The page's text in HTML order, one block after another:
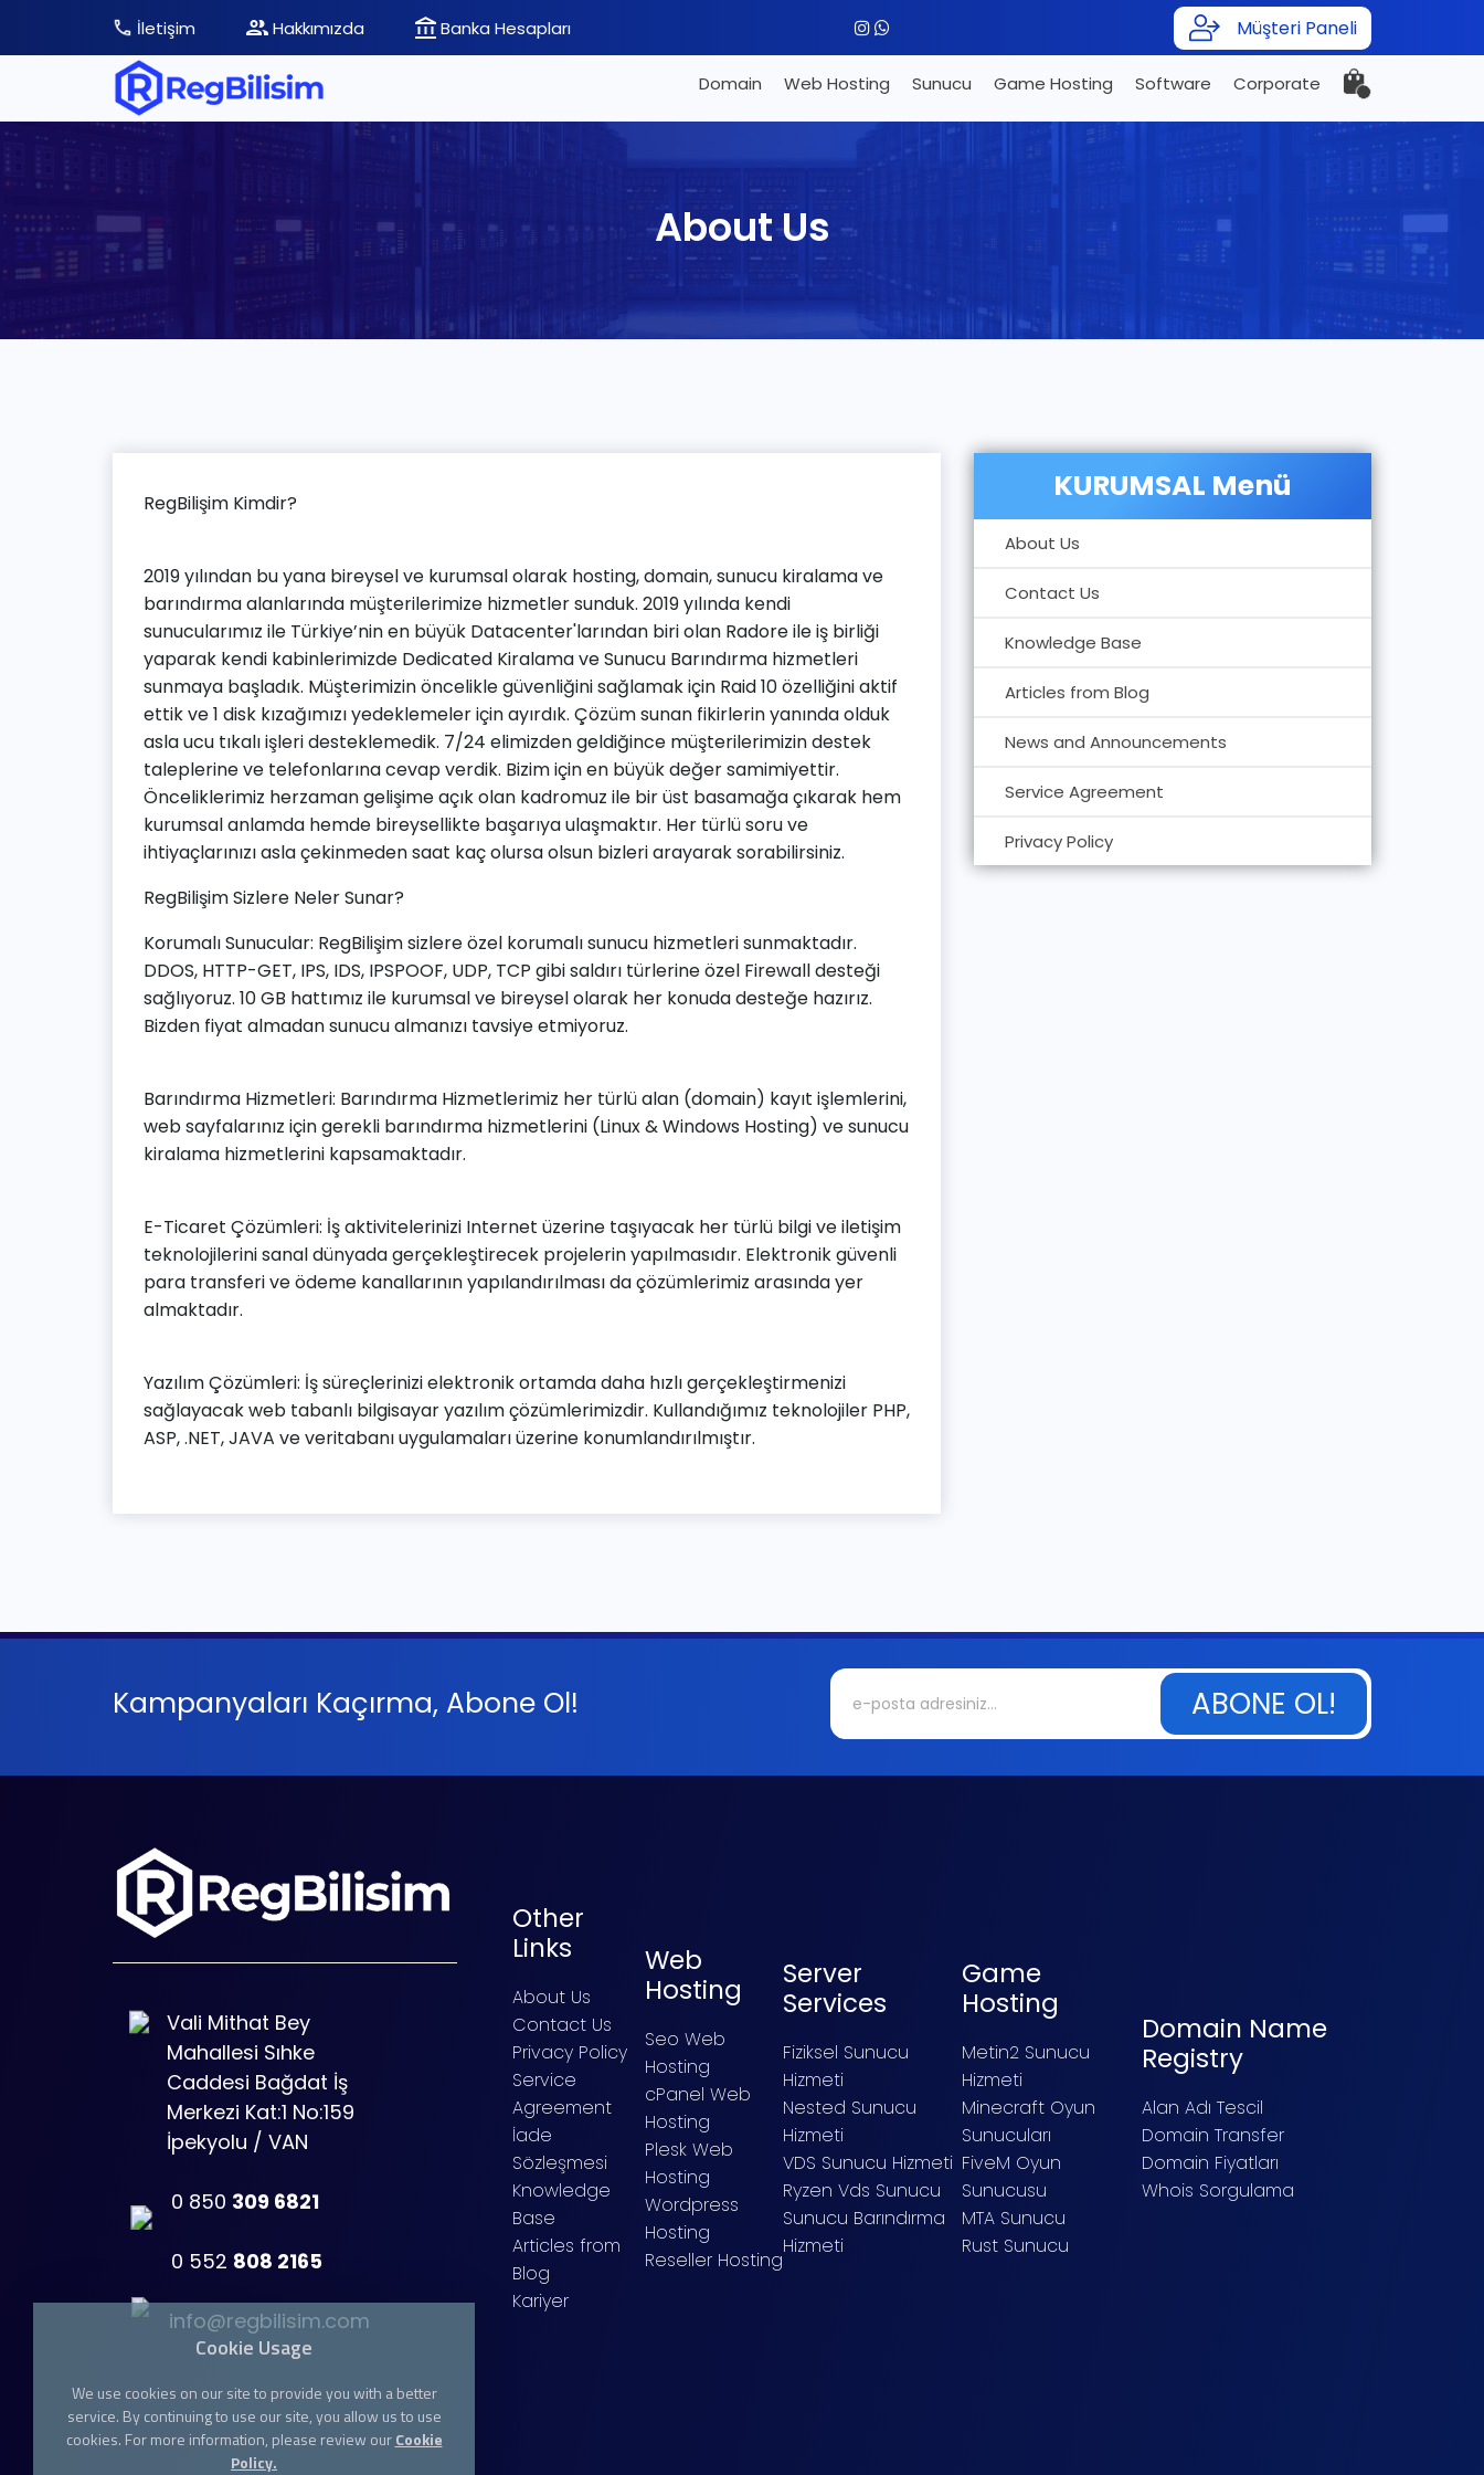
İletişim Hakkımızda Banka Hesapları Müşteri Paneli
Domain Web Hosting Sunucu Game Hosting Software Corporate
About Us
RegBilişim Kimdir?
2019 yılından bu yana bireysel ve kurumsal olarak hosting, domain, sunucu kiralama ve
barındırma alanlarında müşterilerimize hizmetler sunduk. 2019 yılında kendi
sunucularımız ile Türkiye’nin en büyük Datacenter'larından biri olan Radore ile iş birliği
yaparak kendi kabinlerimizde Dedicated Kiralama ve Sunucu Barındırma hizmetleri
sunmaya başladık. Müşterimizin öncelikle güvenliğini sağlamak için Raid 10 özelliğini aktif
ettik ve 1 disk kızağımızı yedeklemeler için ayırdık. Çözüm sunan fikirlerin yanında olduk
asla ucu tıkalı işleri desteklemedik. 7/24 elimizden geldiğince müşterilerimizin destek
taleplerine ve telefonlarına cevap verdik. Bizim için en büyük değer samimiyettir.
Önceliklerimiz herzaman gelişime açık olan kadromuz ile bir üst basamağa çıkarak hem
kurumsal anlamda hemde bireysellikte başarıya ulaşmaktır. Her türlü soru ve
ihtiyaçlarınızı asla çekinmeden saat kaç olursa olsun bizleri arayarak sorabilirsiniz.
RegBilişim Sizlere Neler Sunar?
Korumalı Sunucular: RegBilişim sizlere özel korumalı sunucu hizmetleri sunmaktadır.
DDOS, HTTP-GET, IPS, IDS, IPSPOOF, UDP, TCP gibi saldırı türlerine özel Firewall desteği
sağlıyoruz. 10 GB hattımız ile kurumsal ve bireysel olarak her konuda desteğe hazırız.
Bizden fiyat almadan sunucu almanızı tavsiye etmiyoruz.
Barındırma Hizmetleri: Barındırma Hizmetlerimiz her türlü alan (domain) kayıt işlemlerini,
web sayfalarınız için gerekli barındırma hizmetlerini (Linux & Windows Hosting) ve sunucu
kiralama hizmetlerini kapsamaktadır.
E-Ticaret Çözümleri: İş aktivitelerinizi Internet üzerine taşıyacak her türlü bilgi ve iletişim
teknolojilerini sanal dünyada gerçekleştirecek projelerin yapılmasıdır. Elektronik güvenli
para transferi ve ödeme kanallarının yapılandırılması da çözümlerimiz arasında yer
almaktadır.
Yazılım Çözümleri: İş süreçlerinizi elektronik ortamda daha hızlı gerçekleştirmenizi
sağlayacak web tabanlı bilgisayar yazılım çözümlerimizdir. Kullandığımız teknolojiler PHP,
ASP, .NET, JAVA ve veritabanı uygulamaları üzerine konumlandırılmıştır.
KURUMSAL Menü
About Us
Contact Us
Knowledge Base
Articles from Blog
News and Announcements
Service Agreement
Privacy Policy
Kampanyaları Kaçırma, Abone Ol! ABONE OL!
Vali Mithat Bey
Mahallesi Sıhke
Caddesi Bağdat İş
Merkezi Kat:1 No:159
İpekyolu / VAN
0 850 309 6821
0 552 808 2165
info@regbilisim.com
Other
Links
About Us
Contact Us
Privacy Policy
Service
Agreement
İade
Sözleşmesi
Knowledge
Base
Articles from
Blog
Kariyer
Web
Hosting
Seo Web
Hosting
cPanel Web
Hosting
Plesk Web
Hosting
Wordpress
Hosting
Reseller Hosting
Server
Services
Fiziksel Sunucu
Hizmeti
Nested Sunucu
Hizmeti
VDS Sunucu Hizmeti
Ryzen Vds Sunucu
Sunucu Barındırma
Hizmeti
Game
Hosting
Metin2 Sunucu
Hizmeti
Minecraft Oyun
Sunucuları
FiveM Oyun
Sunucusu
MTA Sunucu
Rust Sunucu
Domain Name
Registry
Alan Adı Tescil
Domain Transfer
Domain Fiyatları
Whois Sorgulama
Cookie Usage
We use cookies on our site to provide you with a better
service. By continuing to use our site, you allow us to use
cookies. For more information, please review ourCookie
Policy.